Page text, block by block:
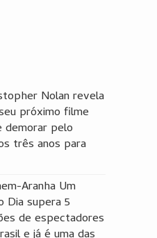
Nolan revela
próximo filme
demorar pelo
três anos para
Aranha Um
Dia supera 5
de espectadores